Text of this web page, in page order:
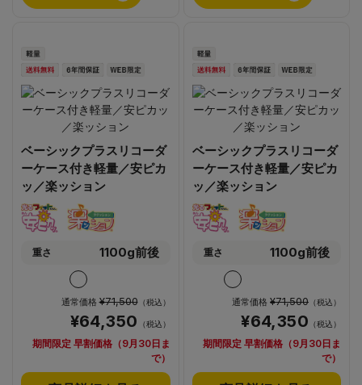
ベーシックプラスリコーダ
ーケース付き軽量／安ピカ
ッ／楽ッション
重さ 1100g前後
通常価格¥71,500（税込）
¥64,350 （税込）
期間限定 早割価格（9月30日ま
で）
ベーシックプラスリコーダ
ーケース付き軽量／安ピカ
ッ／楽ッション
重さ 1100g前後
通常価格 ¥71,500 （税込）
¥64,350 （税込）
期間限定 早割価格（9月30日ま
で）